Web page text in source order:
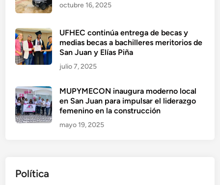
octubre 16, 2025
UFHEC continúa entrega de becas y
medias becas a bachilleres meritorios de
San Juan y Elías Piña
julio 7, 2025
MUPYMECON inaugura moderno local
en San Juan para impulsar el liderazgo
femenino en la construcción
mayo 19, 2025
Política